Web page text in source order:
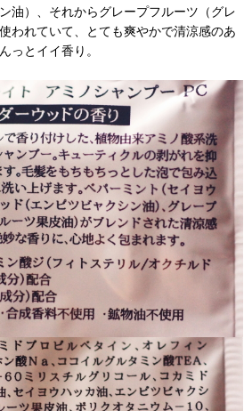
油）、それからグレープフルーツ（グレ
われていて、とても爽やかで清涼感のあ
っとイイ香り。